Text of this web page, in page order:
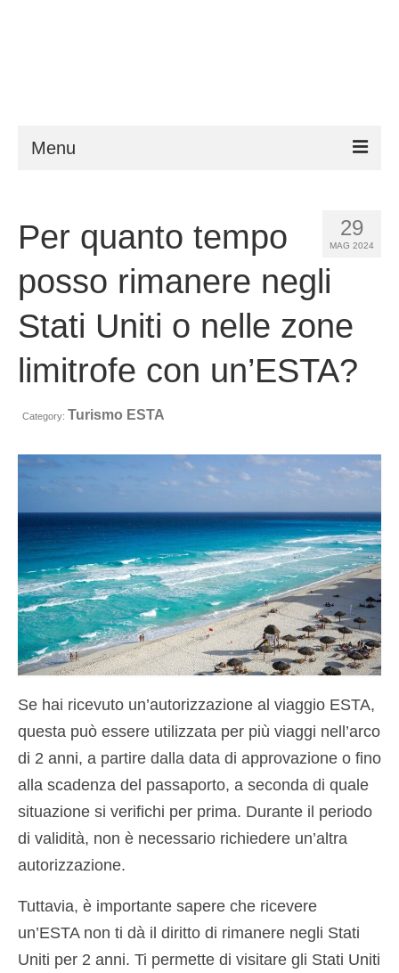
Menu
Requisiti
Aiuto
Notizie
Contatto
Richiesta
Italiano
Hrvatski(Croato)
Čeština(Ceco)
Dansk(Danese)
Nederlands(Olandese)
English(Inglese)
Eesti (Estone)
Français (Francese)
Deutsch(Tedesco)
Ελληνικά
Magyar( Ungherese
日本語 ( Giapponese)
29
MAG 2024
Per quanto tempo
posso rimanere negli
Stati Uniti o nelle zone
limitrofe con un’ESTA?
Category: Turismo ESTA
Se hai ricevuto un’autorizzazione al viaggio ESTA,
questa può essere utilizzata per più viaggi nell’arco
di 2 anni, a partire dalla data di approvazione o fino
alla scadenza del passaporto, a seconda di quale
situazione si verifichi per prima. Durante il periodo
di validità, non è necessario richiedere un’altra
autorizzazione.
Tuttavia, è importante sapere che ricevere
un’ESTA non ti dà il diritto di rimanere negli Stati
Uniti per 2 anni. Ti permette di visitare gli Stati Uniti